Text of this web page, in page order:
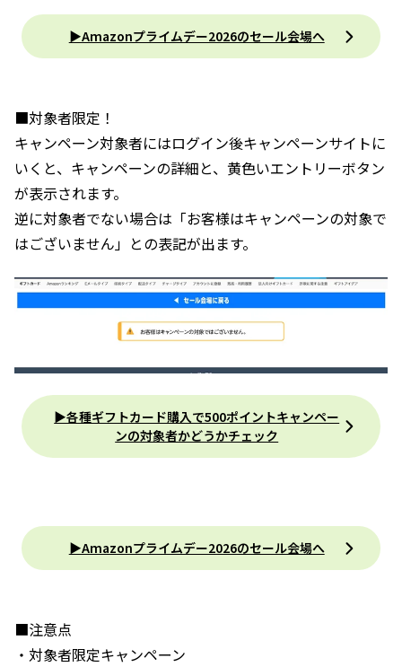
▶︎Amazonプライムデー2026のセール会場へ
■対象者限定！
キャンペーン対象者にはログイン後キャンペーンサイトに
いくと、キャンペーンの詳細と、黄色いエントリーボタン
が表示されます。
逆に対象者でない場合は「お客様はキャンペーンの対象で
はございません」との表記が出ます。
▶︎各種ギフトカード購入で500ポイントキャンペー
ンの対象者かどうかチェック
▶︎Amazonプライムデー2026のセール会場へ
■注意点
・対象者限定キャンペーン